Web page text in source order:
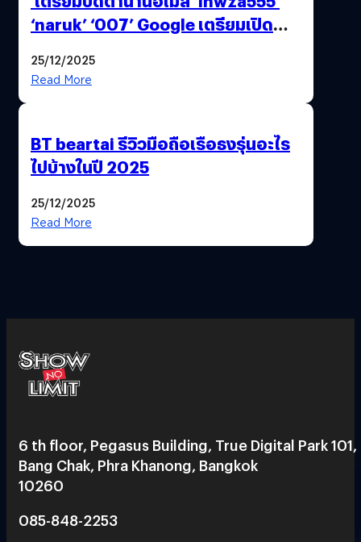
‘naruk’ ‘007’ Google เตรียมเปิด
25/12/2025
Read More
BT beartai รีวิวมือถือเรือธงรุ่นอะไร
ไปบ้างในปี 2025
25/12/2025
Read More
6 th floor, Pegasus Building, True Digital Park 101,
Bang Chak, Phra Khanong, Bangkok
10260
085-848-2253